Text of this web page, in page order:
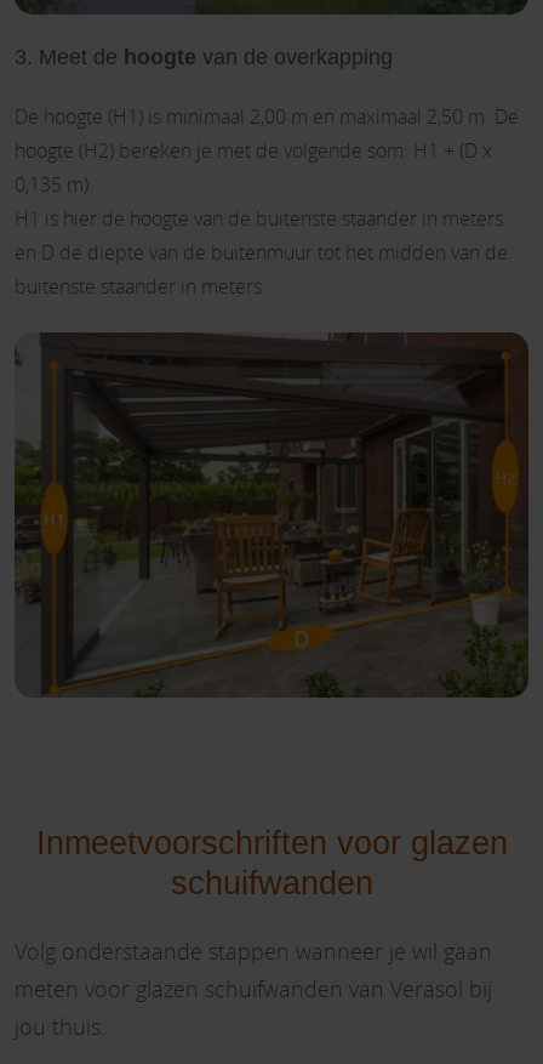
3. Meet de hoogte van de overkapping
De hoogte (H1) is minimaal 2,00 m en maximaal 2,50 m. De
hoogte (H2) bereken je met de volgende som: H1 + (D x
0,135 m).
H1 is hier de hoogte van de buitenste staander in meters
en D de diepte van de buitenmuur tot het midden van de
buitenste staander in meters.
Inmeetvoorschriften voor glazen
schuifwanden
Volg onderstaande stappen wanneer je wil gaan
meten voor glazen schuifwanden van Verasol bij
jou thuis.